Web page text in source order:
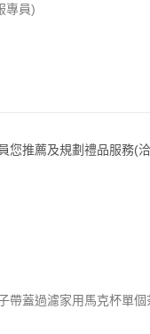
專員)
您推薦及規劃禮品服務(
帶蓋過濾家用馬克杯單個